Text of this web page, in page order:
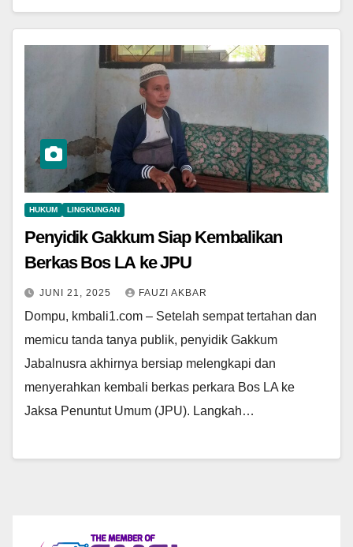
HUKUM LINGKUNGAN
Penyidik Gakkum Siap Kembalikan
Berkas Bos LA ke JPU
JUNI 21, 2025 FAUZI AKBAR
Dompu, kmbali1.com – Setelah sempat tertahan dan
memicu tanda tanya publik, penyidik Gakkum
Jabalnusra akhirnya bersiap melengkapi dan
menyerahkan kembali berkas perkara Bos LA ke
Jaksa Penuntut Umum (JPU). Langkah…